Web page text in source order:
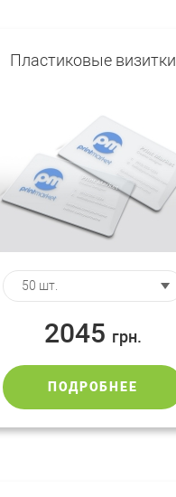
Пластиковые визитки
2045 грн.
ПОДРОБНЕЕ